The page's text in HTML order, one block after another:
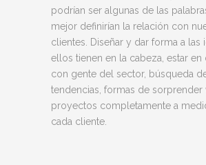
podrían ser algunas de las
mejor definirían la relación con
clientes. Diseñar y dar forma a las
ellos tienen en la cabeza, estar en
con gente del sector, búsqueda
tendencias, formas de sorprender
proyectos completamente a
cada cliente.